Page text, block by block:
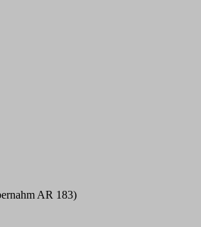
AR 183)